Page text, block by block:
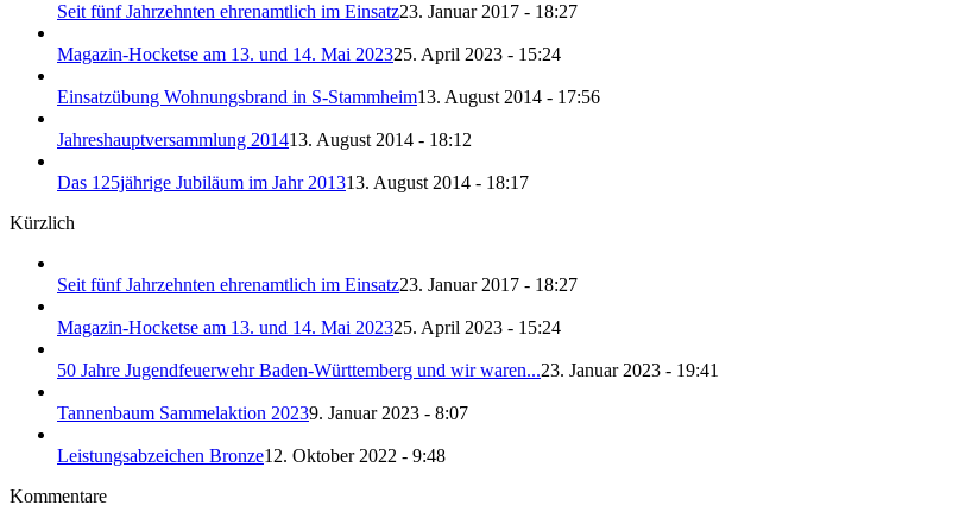
Seit fünf Jahrzehnten ehrenamtlich im Einsatz23. Januar 2017 - 18:27
Magazin-Hocketse am 13. und 14. Mai 202325. April 2023 - 15:24
Einsatzübung Wohnungsbrand in S-Stammheim13. August 2014 - 17:56
Jahreshauptversammlung 201413. August 2014 - 18:12
Das 125jährige Jubiläum im Jahr 201313. August 2014 - 18:17
Kürzlich
Seit fünf Jahrzehnten ehrenamtlich im Einsatz23. Januar 2017 - 18:27
Magazin-Hocketse am 13. und 14. Mai 202325. April 2023 - 15:24
50 Jahre Jugendfeuerwehr Baden-Württemberg und wir waren...23. Januar 2023 - 19:41
Tannenbaum Sammelaktion 20239. Januar 2023 - 8:07
Leistungsabzeichen Bronze12. Oktober 2022 - 9:48
Kommentare